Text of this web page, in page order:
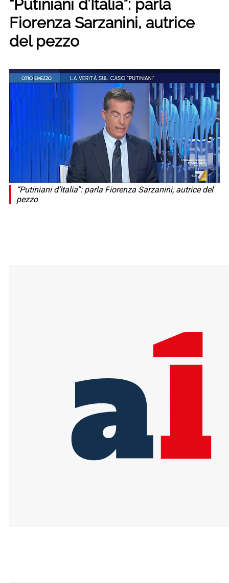
“Putiniani d’Italia”: parla
Fiorenza Sarzanini, autrice
del pezzo
“Putiniani d’Italia”: parla Fiorenza Sarzanini, autrice del
pezzo